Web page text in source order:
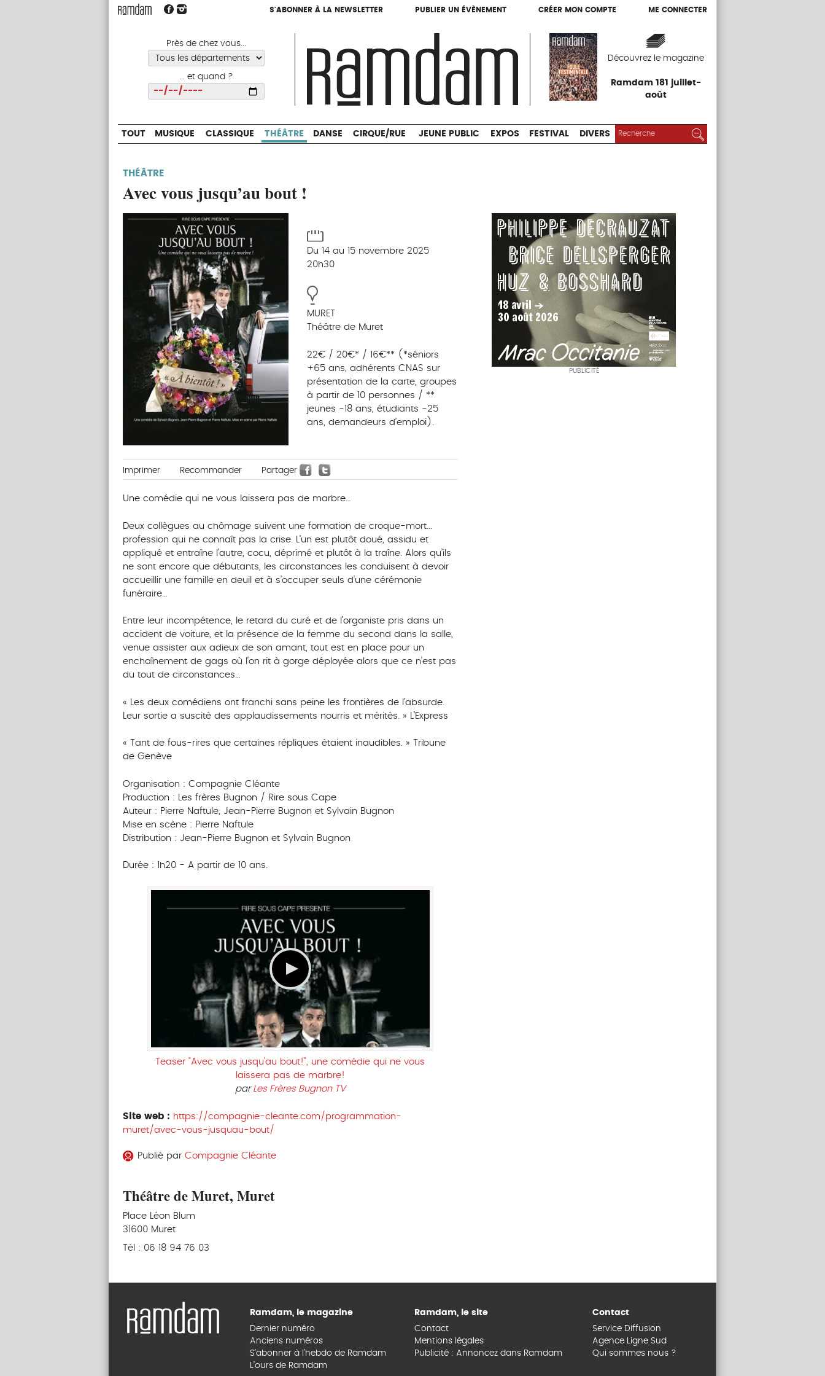
S'ABONNER À LA NEWSLETTER PUBLIER UN ÉVÈNEMENT CRÉER MON COMPTE ME CONNECTER
Près de chez vous...
... et quand ?
Découvrez le magazine
Ramdam 181 juillet-
août
S'ABONNER À LA NEWSLETTER PUBLIER UN ÉVÈNEMENT CRÉER MON COMPTE ME CONNECTER
CIRQUE/RUE JEUNE PUBLIC EXPOS
TOUT MUSIQUE CLASSIQUE THÉÂTRE DANSE CIRQUE/RUE JEUNE PUBLIC EXPOS FESTIVAL DIVERS RECHERCHER :
THÉÂTRE
Avec vous jusqu’au bout !
Du 14 au 15 novembre 2025
20h30
MURET
Théâtre de Muret
22€ / 20€* / 16€** (*séniors
+65 ans, adhérents CNAS sur
présentation de la carte, groupes
à partir de 10 personnes / **
jeunes -18 ans, étudiants -25
ans, demandeurs d’emploi).
Imprimer Recommander Partager
Une comédie qui ne vous laissera pas de marbre…
Deux collègues au chômage suivent une formation de croque-mort...
profession qui ne connaît pas la crise. L’un est plutôt doué, assidu et
appliqué et entraîne l’autre, cocu, déprimé et plutôt à la traîne. Alors qu’ils
ne sont encore que débutants, les circonstances les conduisent à devoir
accueillir une famille en deuil et à s’occuper seuls d’une cérémonie
funéraire…
Entre leur incompétence, le retard du curé et de l’organiste pris dans un
accident de voiture, et la présence de la femme du second dans la salle,
venue assister aux adieux de son amant, tout est en place pour un
enchaînement de gags où l’on rit à gorge déployée alors que ce n’est pas
du tout de circonstances…
« Les deux comédiens ont franchi sans peine les frontières de l’absurde.
Leur sortie a suscité des applaudissements nourris et mérités. » L’Express
« Tant de fous-rires que certaines répliques étaient inaudibles. » Tribune
de Genève
Organisation : Compagnie Cléante
Production : Les frères Bugnon / Rire sous Cape
Auteur : Pierre Naftule, Jean-Pierre Bugnon et Sylvain Bugnon
Mise en scène : Pierre Naftule
Distribution : Jean-Pierre Bugnon et Sylvain Bugnon
Durée : 1h20 - A partir de 10 ans.
Teaser "Avec vous jusqu'au bout!", une comédie qui ne vous
laissera pas de marbre!
par Les Frères Bugnon TV
Site web : https://compagnie-cleante.com/programmation-
muret/avec-vous-jusquau-bout/
Publié par Compagnie Cléante
Théâtre de Muret, Muret
Place Léon Blum
31600 Muret
Tél : 06 18 94 76 03
PUBLICITÉ
Ramdam, le magazine
Dernier numéro
Anciens numéros
S’abonner à l’hebdo de Ramdam
L’ours de Ramdam
Ramdam, le site
Contact
Mentions légales
Publicité : Annoncez dans Ramdam
Contact
Service Diffusion
Agence Ligne Sud
Qui sommes nous ?